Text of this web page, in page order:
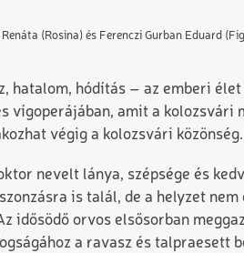
(Rosina) és Ferenczi Gurban Eduard
hatalom, hódítás – az emberi
vígoperájában, amit a kolozsvári
végig a kolozsvári közönség.
nevelt lánya, szépsége és
is talál, de a helyzet
idősödő orvos elsősorban
a ravasz és talpraesett